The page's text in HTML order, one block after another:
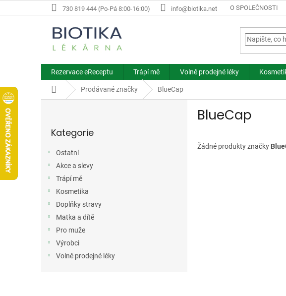
na
730 819 444 (Po-Pá 8:00-16:00) info@biotika.net O SPOLEČNOSTI
Rezervace eReceptu Trápí mě Volně prodejné léky
Domů Prodávané značky BlueCap
kategorie
Kategorie
Ostatní
Akce a slevy
Trápí mě
Kosmetika
Doplňky stravy
Matka a dítě
Pro muže
Výrobci
Volně prodejné léky
BlueCap
Žádné produkty značky